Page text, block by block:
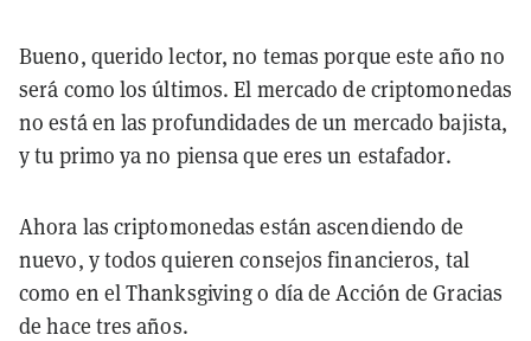
Bueno, querido lector, no temas porque este año no
será como los últimos. El mercado de criptomonedas
no está en las profundidades de un mercado bajista,
y tu primo ya no piensa que eres un estafador.
Ahora las criptomonedas están ascendiendo de
nuevo, y todos quieren consejos financieros, tal
como en el Thanksgiving o día de Acción de Gracias
de hace tres años.